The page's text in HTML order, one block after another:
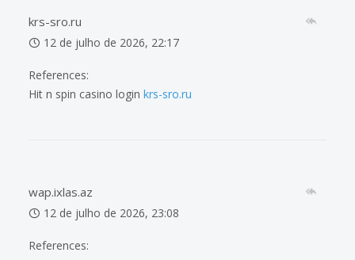
krs-sro.ru
12 de julho de 2026, 22:17
References:
Hit n spin casino login krs-sro.ru
wap.ixlas.az
12 de julho de 2026, 23:08
References: